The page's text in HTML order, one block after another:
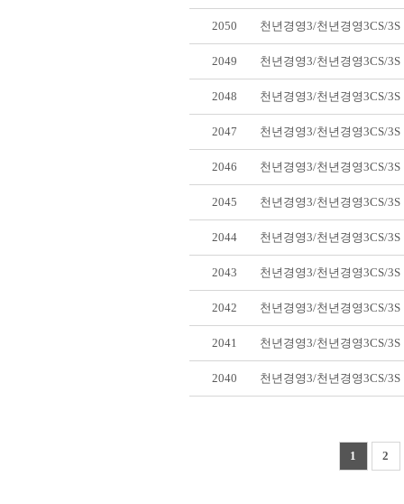
2050 천년경영3/천년경영3CS/
2049 천년경영3/천년경영3CS/
2048 천년경영3/천년경영3CS/
2047 천년경영3/천년경영3CS/
2046 천년경영3/천년경영3CS/
2045 천년경영3/천년경영3CS/
2044 천년경영3/천년경영3CS/
2043 천년경영3/천년경영3CS/
2042 천년경영3/천년경영3CS/
2041 천년경영3/천년경영3CS/
2040 천년경영3/천년경영3CS/
1 2